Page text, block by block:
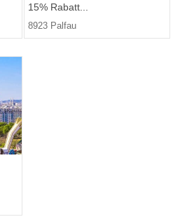
15% Rabatt...
8923 Palfau